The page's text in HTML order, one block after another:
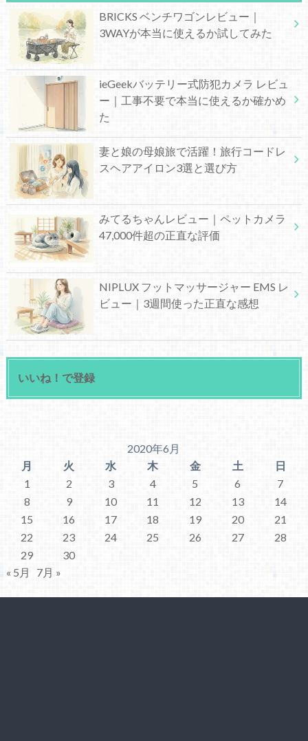
BRICKS ベンチワゴンレビュー｜
3WAYが本当に使えるか試してみた
ieGeekバッテリー式防犯カメラ レビュ
ー｜工事不要で本当に使えるか確かめ
た
妻と娘の母娘旅で活躍！旅行コードレ
スヘアアイロン3選と選び方
みてるちゃんレビュー｜ペットカメラ
47,000件超の正直な評価
NIPLUX フットマッサージャー EMS レ
ビュー｜3週間使った正直な感想
いいね！で登録
2020年6月
月
火 水 木 金 土
日
1
2 3 4 5 6
7
8
9 10 11 12 13
14
15
16 17 18 19 20
21
22
23 24 25 26 27
28
29
30
« 5月
7月 »